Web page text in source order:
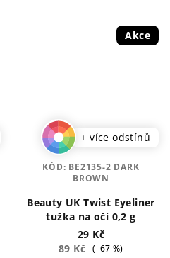
Akce
+ více odstínů
Beauty UK Twist Eyeliner
tužka na oči 0,2 g
29 Kč
89 Kč (–67 %)
KÓD: BE2135-2 DARK
BROWN